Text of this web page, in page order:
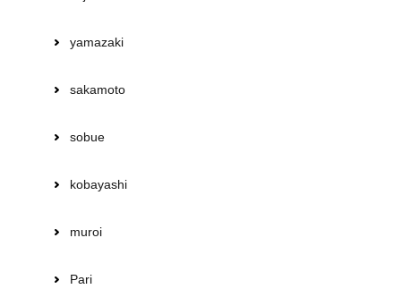
yamazaki
sakamoto
sobue
kobayashi
muroi
Pari